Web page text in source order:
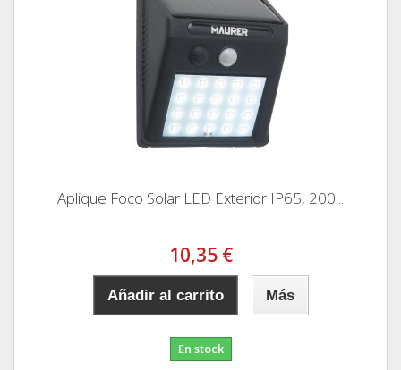
Aplique Foco Solar LED Exterior IP65, 200...
10,35 €
Añadir al carrito Más
En stock